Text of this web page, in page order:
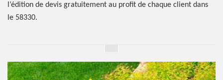
l’édition de devis gratuitement au profit de chaque client dans
le 58330.